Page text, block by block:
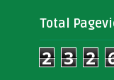
Total
2 3 2